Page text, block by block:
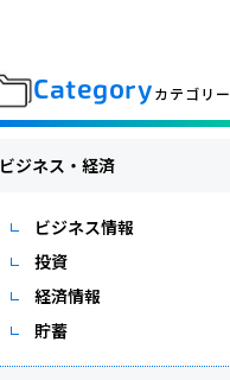
Categoryカテゴリー
ビジネス・経済
ビジネス情報
投資
経済情報
貯蓄